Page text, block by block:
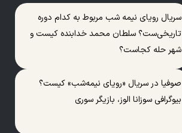
سریال رویای نیمه شب مربوط به کدام دوره
تاریخی‌ست؟ سلطان محمد خدابنده کیست و
شهر حله کجاست؟
صوفیا در سریال «رویای نیمه‌شب» کیست؟
بیوگرافی سوزانا الوز، بازیگر سوری